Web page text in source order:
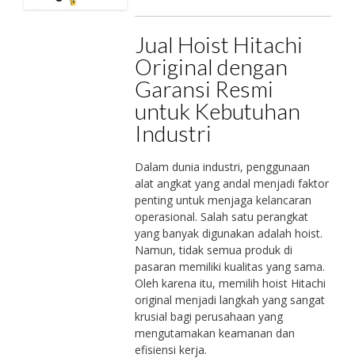
Jual Hoist Hitachi
Original dengan
Garansi Resmi
untuk Kebutuhan
Industri
Dalam dunia industri, penggunaan
alat angkat yang andal menjadi faktor
penting untuk menjaga kelancaran
operasional. Salah satu perangkat
yang banyak digunakan adalah hoist.
Namun, tidak semua produk di
pasaran memiliki kualitas yang sama.
Oleh karena itu, memilih hoist Hitachi
original menjadi langkah yang sangat
krusial bagi perusahaan yang
mengutamakan keamanan dan
efisiensi kerja.